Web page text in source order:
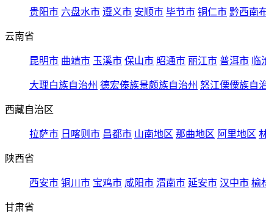
贵阳市 六盘水市 遵义市 安顺市 毕节市 铜仁市 黔西南
云南省
昆明市 曲靖市 玉溪市 保山市 昭通市 丽江市 普洱市 临
大理白族自治州 德宏傣族景颇族自治州 怒江傈僳族自
西藏自治区
拉萨市 日喀则市 昌都市 山南地区 那曲地区 阿里地区
陕西省
西安市 铜川市 宝鸡市 咸阳市 渭南市 延安市 汉中市 榆
甘肃省